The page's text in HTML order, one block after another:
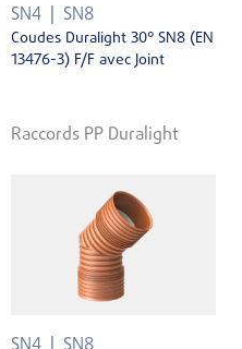
SN4 SN8
Coudes Duralight 30° SN8 (EN
13476-3) F/F avec Joint
Raccords PP Duralight